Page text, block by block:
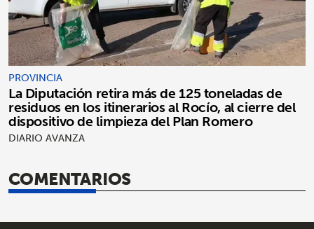
PROVINCIA
La Diputación retira más de 125 toneladas de
residuos en los itinerarios al Rocío, al cierre del
dispositivo de limpieza del Plan Romero
DIARIO AVANZA
COMENTARIOS